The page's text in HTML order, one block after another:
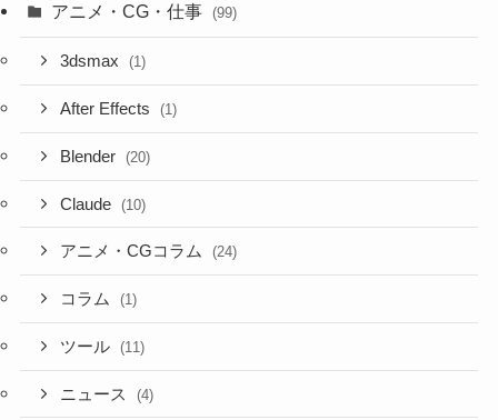
アニメ・CG・仕事 (99)
3dsmax (1)
After Effects (1)
Blender (20)
Claude (10)
アニメ・CGコラム (24)
コラム (1)
ツール (11)
ニュース (4)